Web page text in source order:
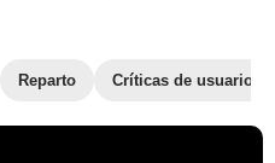
Reparto Críticas de usuarios